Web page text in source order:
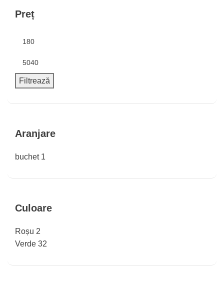
Preț
Filtrează
Aranjare
buchet 1
Culoare
Roșu 2
Verde 32